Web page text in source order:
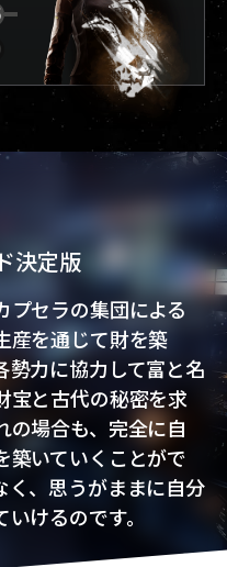
ポートを表示
決定版
プセラの集団による
産を通じて財を築
勢力に協力して富と名
宝と古代の秘密を求
の場合も、完全に自
築いていくことがで
く、思うがままに自分
けるのです。